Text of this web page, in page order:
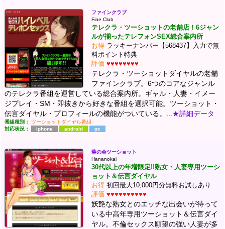
ファインクラブ
Fine Club
テレクラ・ツーショットの老舗店！6ジャン
ルが揃ったテレフォンSEX総合案内所
お得 ラッキーナンバー【568437】入力で無
料ポイント特典
評価 ♥♥♥♥♥♥♥♥
テレクラ・ツーショットダイヤルの老舗
ファインクラブ。6つのコアなジャンル
のテレクラ番組を運営している総合案内所。ギャル・人妻・イメー
ジプレイ・SM・即抜きから好きな番組を選択可能。ツーショット・
伝言ダイヤル・プロフィールの機能がついている。... ★詳細データ
番組種別：
ツーショットダイヤル番組
対応状況：
iphone android pc
華の会ツーショット
Hananokai
30代以上の年増限定!!熟女・人妻専用ツーシ
ョット＆伝言ダイヤル
お得 初回最大10,000円分無料お試しあり
評価 ♥♥♥♥♥♥♥♥♥♥
妖艶な熟女とのエッチな出会いが待って
いる中高年専用ツーショット＆伝言ダイ
ヤル。不倫セックス願望の強い人妻が多